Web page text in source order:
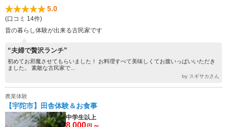
5.0
(口コミ 14件)
昔の暮らし体験が出来る古民家です
“夫婦で贅沢ランチ”
初めてお邪魔させてもらいました！ お料理すべて美味しくてお腹いっぱいいただき
ました。 素敵な古民家で...
by スギサカさん
農業体験
【宇陀市】田舎体験＆お食事
中学生以上
8,000 ～